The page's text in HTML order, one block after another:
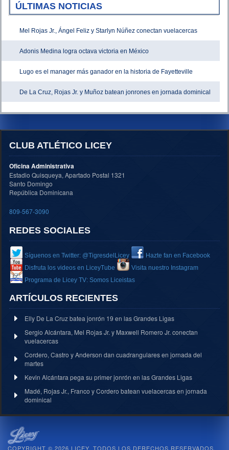
ÚLTIMAS NOTICIAS
Mel Rojas Jr., Ángel Feliz y Starlyn Núñez conectan vuelacercas
Adonis Medina logra octava victoria en México
Lugo es el manager más ganador en la historia de Fayetteville
De La Cruz, Rojas Jr. y Muñoz batean jonrones en jornada dominical
CLUB ATLÉTICO LICEY
Oficina Administrativa
Estadio Quisqueya, Apartado Postal 1321
Santo Domingo
República Dominicana
809-567-3090
REDES SOCIALES
Síguenos en Twitter: @TigresdelLicey
Hazte fan en Facebook
Disfruta los videos en LiceyTube
Visita nuestro Instagram
Programa de Licey TV: Somos Liceistas
ARTÍCULOS RECIENTES
Elly De La Cruz batea jonrón 19 en las Grandes Ligas
Sergio Alcántara, Mel Rojas Jr. y Maxwell Romero Jr. conectan
vuelacercas
Cordero, Castro y Anderson dan cuadrangulares en jornada del
martes
Kevin Alcántara pega su primer jonrón en las Grandes Ligas
Madé, Rojas Jr., Franco y Cordero batean vuelacercas en jornada
dominical
COPYRIGHT © 2026 LICEY. TODOS LOS DERECHOS RESERVADOS.